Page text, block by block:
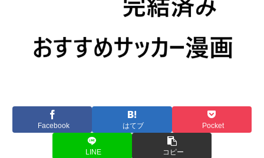
Facebook はてブ Pocket
LINE コピー